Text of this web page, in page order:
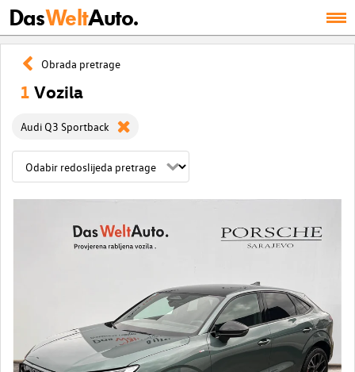
DasWeltAuto.
Obrada pretrage
1 Vozila
Audi Q3 Sportback